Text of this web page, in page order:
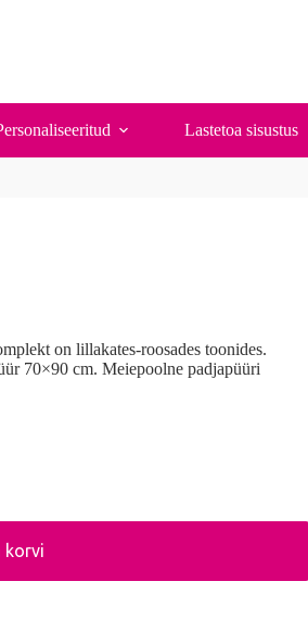
Lastetoa sisustus
on lillakates-roosades toonides.
70×90 cm. Meiepoolne padjapüüri
korvi